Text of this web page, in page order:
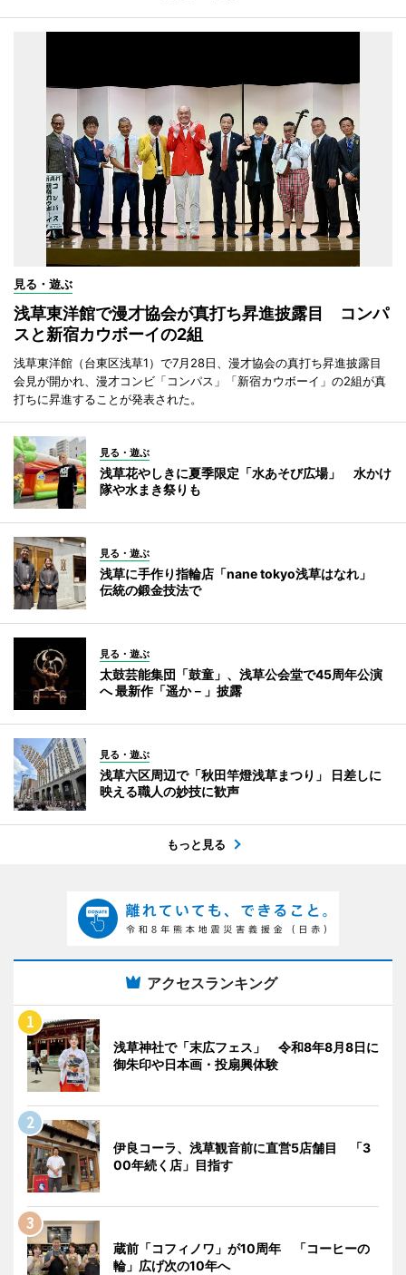
見る・遊ぶ
浅草東洋館で漫才協会が真打ち昇進披露目 コンパ
スと新宿カウボーイの2組
浅草東洋館（台東区浅草1）で7月28日、漫才協会の真打ち昇進披露目
会見が開かれ、漫才コンビ「コンパス」「新宿カウボーイ」の2組が真
打ちに昇進することが発表された。
見る・遊ぶ
浅草花やしきに夏季限定「水あそび広場」 水かけ
隊や水まき祭りも
見る・遊ぶ
浅草に手作り指輪店「nane tokyo浅草はなれ」
伝統の鍛金技法で
見る・遊ぶ
太鼓芸能集団「鼓童」、浅草公会堂で45周年公演
へ 最新作「遥か－」披露
見る・遊ぶ
浅草六区周辺で「秋田竿燈浅草まつり」 日差しに
映える職人の妙技に歓声
もっと見る
アクセスランキング
浅草神社で「末広フェス」 令和8年8月8日に
御朱印や日本画・投扇興体験
伊良コーラ、浅草観音前に直営5店舗目 「3
00年続く店」目指す
蔵前「コフィノワ」が10周年 「コーヒーの
輪」広げ次の10年へ